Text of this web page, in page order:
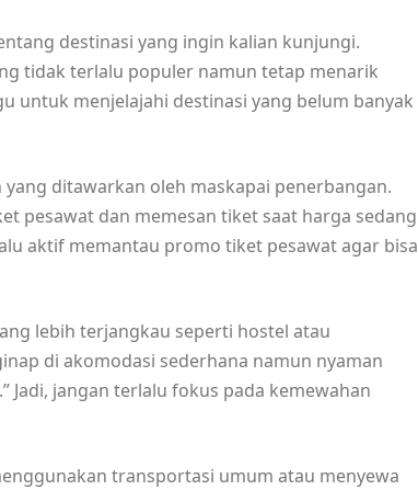
destinasi yang ingin kalian kunjungi.
tidak terlalu populer namun tetap menarik
untuk menjelajahi destinasi yang belum banyak
ditawarkan oleh maskapai penerbangan.
pesawat dan memesan tiket saat harga sedang
aktif memantau promo tiket pesawat agar bisa
lebih terjangkau seperti hostel atau
di akomodasi sederhana namun nyaman
jangan terlalu fokus pada kemewahan
transportasi umum atau menyewa